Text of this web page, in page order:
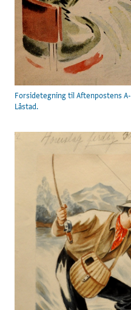
Forsidetegning til Aftenpostens
Låstad.